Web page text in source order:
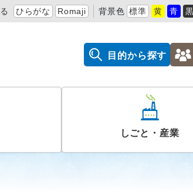
ひらがな Romaji 背景色 標準 黄 青
目的から探す
しごと・産業